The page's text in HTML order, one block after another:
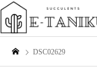
DSC02629